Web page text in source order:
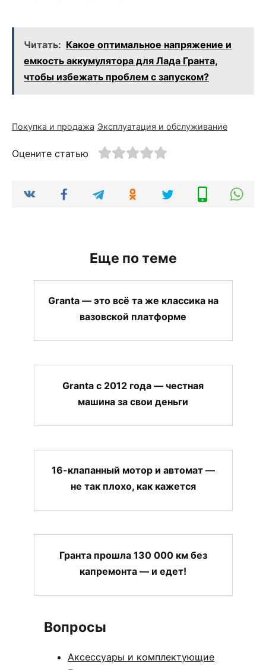
Читать: Какое оптимальное напряжение и
емкость аккумулятора для Лада Гранта,
чтобы избежать проблем с запуском?
Покупка и продажа Эксплуатация и обслуживание
Оцените статью
Еще по теме
Granta — это всё та же классика на
вазовской платформе
Granta с 2012 года — честная
машина за свои деньги
16-клапанный мотор и автомат —
не так плохо, как кажется
Гранта прошла 130 000 км без
капремонта — и едет!
Вопросы
Аксессуары и комплектующие